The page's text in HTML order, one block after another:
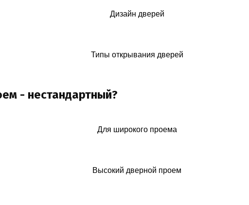
Дизайн дверей
Типы открывания дверей
- нестандартный?
Для широкого проема
Высокий дверной проем